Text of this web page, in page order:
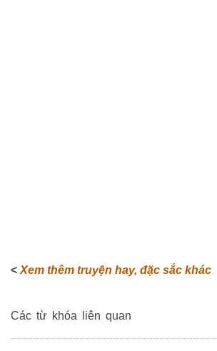
< Xem thêm truyện hay, đặc sắc khác
Các từ khóa liên quan